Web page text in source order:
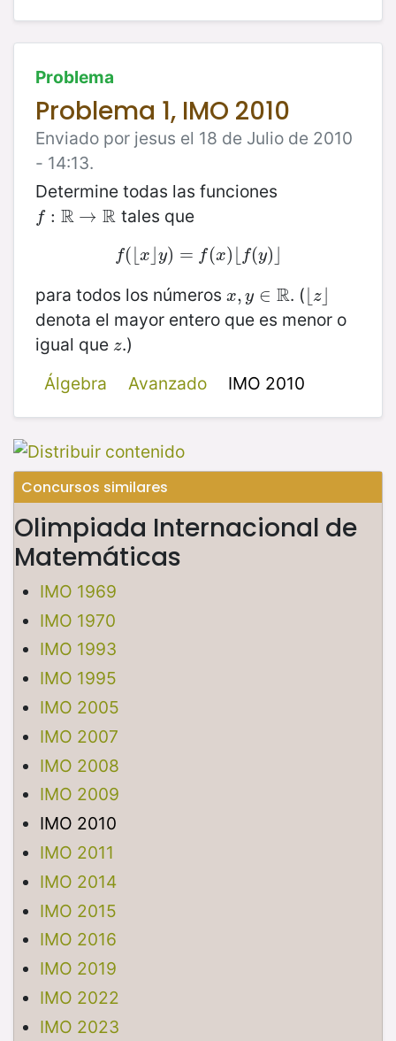
Problema
Problema 1, IMO 2010
Enviado por jesus el 18 de Julio de 2010
- 14:13.
Determine todas las funciones
f : R → R
f: R →R tales que
f( x y) = f(x) f(y)
(⌊ x⌋y )= (x)⌊f y)⌋
para todos los números x, y ∈ R
x,y∈R . ( z
z⌋
denota el mayor entero que es menor o
igual que z
z.)
Álgebra
Avanzado IMO 2010
Concursos similares
Olimpiada Internacional de
Matemáticas
IMO 1969
IMO 1970
IMO 1993
IMO 1995
IMO 2005
IMO 2007
IMO 2008
IMO 2009
IMO 2010
IMO 2011
IMO 2014
IMO 2015
IMO 2016
IMO 2019
IMO 2022
IMO 2023